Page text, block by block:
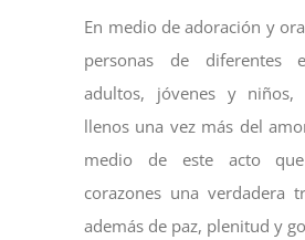
En medio de adoración y
personas de diferentes
adultos, jóvenes y niños,
llenos una vez más del
medio de este acto
corazones una verdadera
además de paz, plenitud y